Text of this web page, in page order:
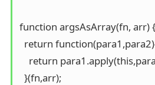
function argsAsArray(fn, arr) {
return
return
  }(fn,arr);